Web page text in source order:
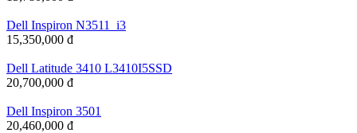
Dell Inspiron N3511_i3
15,350,000 đ
Dell Latitude 3410 L3410I5SSD
20,700,000 đ
Dell Inspiron 3501
20,460,000 đ